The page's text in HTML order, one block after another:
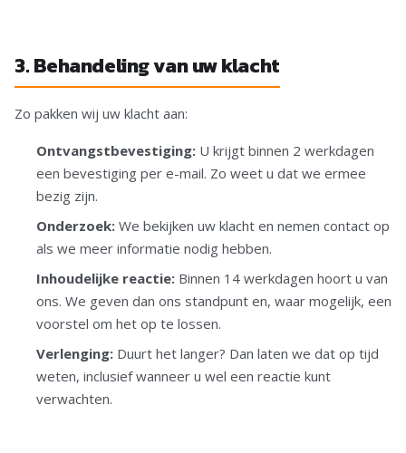
3. Behandeling van uw klacht
Zo pakken wij uw klacht aan:
Ontvangstbevestiging: U krijgt binnen 2 werkdagen
een bevestiging per e-mail. Zo weet u dat we ermee
bezig zijn.
Onderzoek: We bekijken uw klacht en nemen contact op
als we meer informatie nodig hebben.
Inhoudelijke reactie: Binnen 14 werkdagen hoort u van
ons. We geven dan ons standpunt en, waar mogelijk, een
voorstel om het op te lossen.
Verlenging: Duurt het langer? Dan laten we dat op tijd
weten, inclusief wanneer u wel een reactie kunt
verwachten.